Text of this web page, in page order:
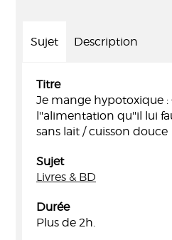
Sujet Description
Titre
Je mange hypotoxique :
l''alimentation qu''il lui
sans lait / cuisson douce
Sujet
Livres & BD
Durée
Plus de 2h.